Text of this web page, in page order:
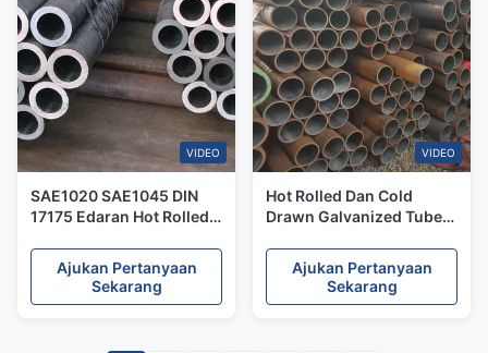
VIDEO
SAE1020 SAE1045 DIN
17175 Edaran Hot Rolled
21.3mm - 609.6mm
Ajukan Pertanyaan
Sekarang
VIDEO
Hot Rolled Dan Cold
Drawn Galvanized Tube
ASTM A106B B36.10
A53B Pipe
Ajukan Pertanyaan
Sekarang